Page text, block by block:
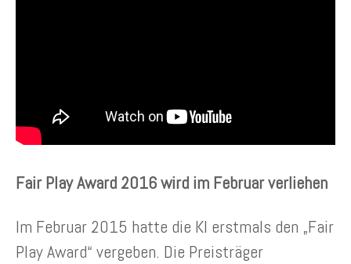
Fair Play Award 2016 wird im Februar verliehen
Im Februar 2015 hatte die KI erstmals den „Fair
Play Award“ vergeben. Die Preisträger